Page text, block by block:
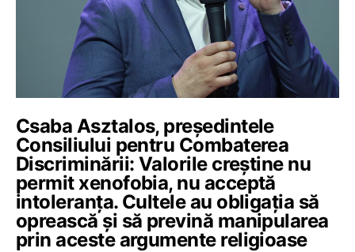
Csaba Asztalos, președintele
Consiliului pentru Combaterea
Discriminării: Valorile creștine nu
permit xenofobia, nu acceptă
intoleranța. Cultele au obligația să
oprească și să prevină manipularea
prin aceste argumente religioase